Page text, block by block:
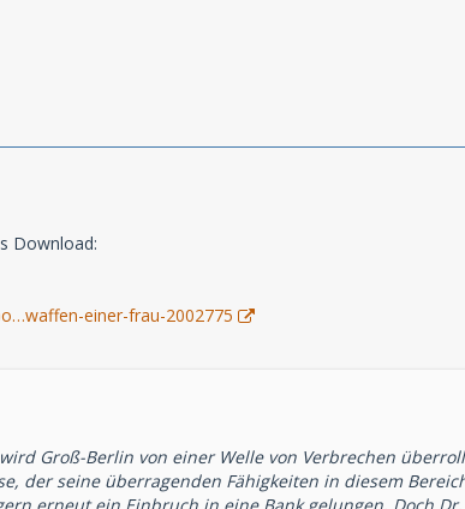
Download:
einer-frau-2002775
Groß-Berlin von einer Welle von Verbrechen
der seine überragenden Fähigkeiten in diesem